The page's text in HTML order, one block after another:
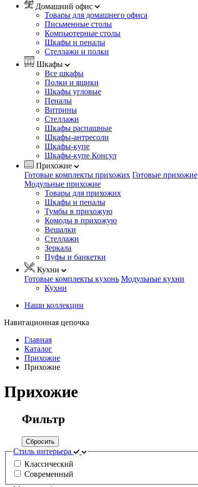
Домашний офис
Товары для домашнего офиса
Письменные столы
Компьютерные столы
Шкафы и пеналы
Стеллажи и полки
Шкафы
Все шкафы
Полки и ящики
Шкафы угловые
Пеналы
Витрины
Стеллажи
Шкафы распашные
Шкафы-антресоли
Шкафы-купе
Шкафы-купе Консул
Прихожие
Готовые комплекты прихожих Готовые прихожие
Модульные прихожие
Товары для прихожих
Шкафы и пеналы
Тумбы в прихожую
Комоды в прихожую
Вешалки
Стеллажи
Зеркала
Пуфы и банкетки
Кухни
Готовые комплекты кухонь Модульные кухни
Кухни
Наши коллекции
Навигационная цепочка
Главная
Каталог
Прихожие
Прихожие
Прихожие
Фильтр
Сбросить
Стиль интерьера
Классический
Современный